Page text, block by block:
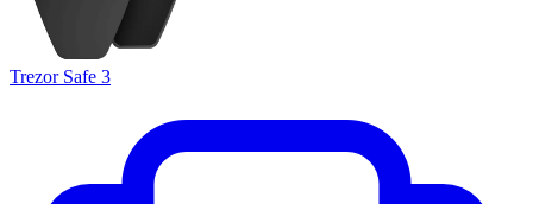
Trezor Safe 3